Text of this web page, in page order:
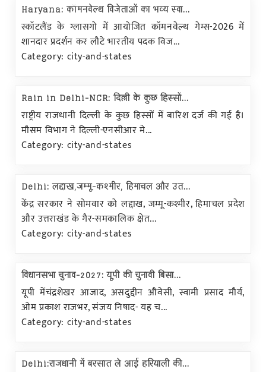
Haryana: कॉमनवेल्थ विजेताओं का भव्य स्वा...
स्कॉटलैंड के ग्लासगो में आयोजित कॉमनवेल्थ गेम्स-2026 में
शानदार प्रदर्शन कर लौटे भारतीय पदक विज...
Category: city-and-states
Rain in Delhi-NCR: दिल्ली के कुछ हिस्सों...
राष्ट्रीय राजधानी दिल्ली के कुछ हिस्सों में बारिश दर्ज की गई है।
मौसम विभाग ने दिल्ली-एनसीआर मे...
Category: city-and-states
Delhi: लद्दाख,जम्मू-कश्मीर, हिमाचल और उत...
केंद्र सरकार ने सोमवार को लद्दाख, जम्मू-कश्मीर, हिमाचल प्रदेश
और उत्तराखंड के गैर-समकालिक क्षेत...
Category: city-and-states
विधानसभा चुनाव-2027: यूपी की चुनावी बिसा...
यूपी मेंचंद्रशेखर आजाद, असदुद्दीन औवेसी, स्वामी प्रसाद मौर्य,
ओम प्रकाश राजभर, संजय निषाद- यह च...
Category: city-and-states
Delhi:राजधानी में बरसात ले आई हरियाली की...